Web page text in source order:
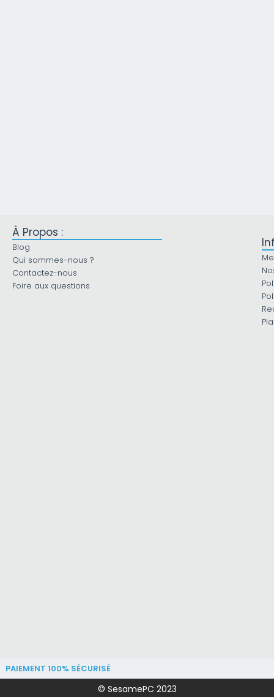
À Propos :
Blog
Qui sommes-nous ?
Contactez-nous
Foire aux questions
PAIEMENT 100% SÉCURISÉ
© SesamePC 2023